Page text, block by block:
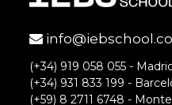
(+34) 919 058 055 -
(+34) 931 833 199 -
(+59) 8 2711 6748 -